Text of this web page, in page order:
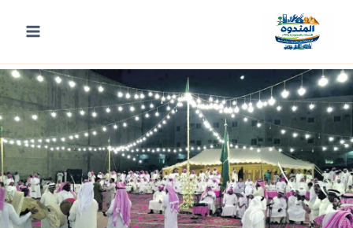
المحتوى
المقدمة